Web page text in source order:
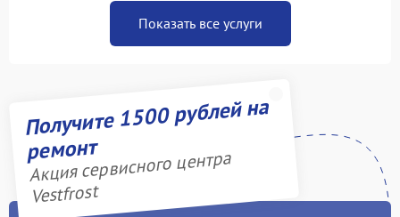
Показать все услуги
Получите 1500 рублей на
ремонт
Акция сервисного центра
Vestfrost